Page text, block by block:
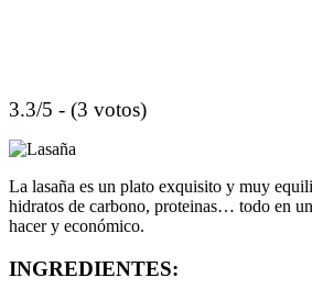
3.3/5 - (3 votos)
La lasaña es un plato exquisito y muy
hidratos de carbono, proteinas… todo en
hacer y económico.
INGREDIENTES: